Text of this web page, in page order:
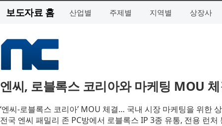
보도자료 홈 산업별 주제별 지역별 상장사
엔씨, 로블록스 코리아와 마케팅 MOU
‘엔씨-로블록스 코리아’ MOU 체결… 국내 시장 마케팅을 위한
전국 엔씨 패밀리 존 PC방에서 로블록스 IP 3종 유통, 전용 런